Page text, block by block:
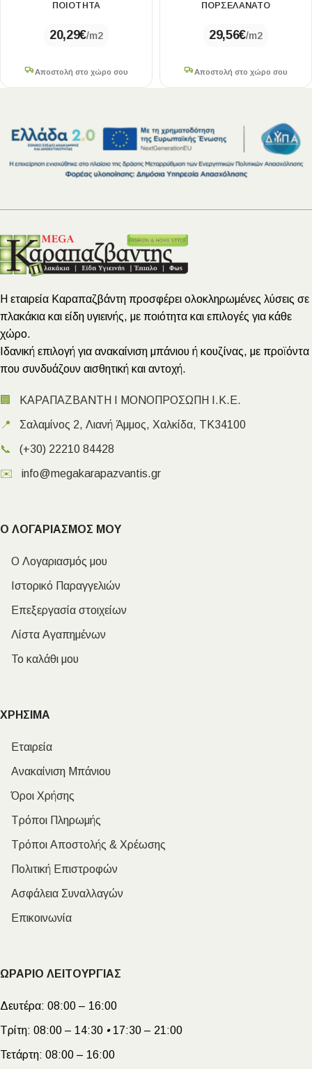
ΠΟΙΟΤΗΤΑ
20,29€/m2
Αποστολή στο χώρο σου
ΠΟΡΣΕΛΑΝΑΤΟ
29,56€/m2
Αποστολή στο χώρο σου
Η εταιρεία Καραπαζβάντη προσφέρει ολοκληρωμένες λύσεις σε
πλακάκια και είδη υγιεινής, με ποιότητα και επιλογές για κάθε
χώρο.
Ιδανική επιλογή για ανακαίνιση μπάνιου ή κουζίνας, με προϊόντα
που συνδυάζουν αισθητική και αντοχή.
🏢 ΚΑΡΑΠΑΖΒΑΝΤΗ Ι ΜΟΝΟΠΡΟΣΩΠΗ Ι.Κ.Ε.
📍 Σαλαμίνος 2, Λιανή Άμμος, Χαλκίδα, ΤΚ34100
📞 (+30) 22210 84428
✉️ info@megakarapazvantis.gr
Ο ΛΟΓΑΡΙΑΣΜΟΣ ΜΟΥ
Ο Λογαριασμός μου
Ιστορικό Παραγγελιών
Επεξεργασία στοιχείων
Λίστα Αγαπημένων
Το καλάθι μου
ΧΡΗΣΙΜΑ
Εταιρεία
Ανακαίνιση Μπάνιου
Όροι Χρήσης
Τρόποι Πληρωμής
Τρόποι Αποστολής & Χρέωσης
Πολιτική Επιστροφών
Ασφάλεια Συναλλαγών
Επικοινωνία
ΩΡΑΡΙΟ ΛΕΙΤΟΥΡΓΙΑΣ
Δευτέρα: 08:00 – 16:00
Τρίτη: 08:00 – 14:30 •17:30 – 21:00
Τετάρτη: 08:00 – 16:00